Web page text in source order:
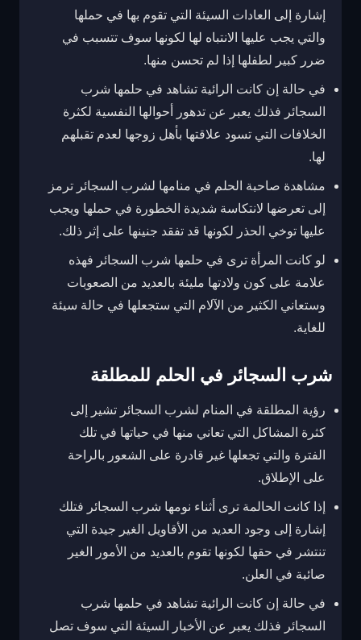
إشارة إلى العادات السيئة التي تقوم بها في حملها
والتي يجب عليها الانتباه لها لكونها سوف تتسبب في
ضرر كبير لطفلها إذا لم تحسن منها.
في حالة إن كانت الرائية تشاهد في حلمها شرب
السجائر فذلك يعبر عن تدهور أحوالها النفسية لكثرة
الخلافات التي تسود علاقتها بأهل زوجها لعدم تقبلهم
لها.
مشاهدة صاحبة الحلم في منامها لشرب السجائر ترمز
إلى تعرضها لانتكاسة شديدة الخطورة في حملها ويجب
عليها توخي الحذر لكونها قد تفقد جنينها على إثر ذلك.
لو كانت المرأة ترى في حلمها شرب السجائر فهذه
علامة على كون ولادتها مليئة بالعديد من الصعوبات
وستعاني الكثير من الآلام التي ستجعلها في حالة سيئة
للغاية.
شرب السجائر في الحلم للمطلقة
رؤية المطلقة في المنام لشرب السجائر تشير إلى
كثرة المشاكل التي تعاني منها في حياتها في تلك
الفترة والتي تجعلها غير قادرة على الشعور بالراحة
على الإطلاق.
إذا كانت الحالمة ترى أثناء نومها شرب السجائر فتلك
إشارة إلى وجود العديد من الأقاويل الغير جيدة التي
تنتشر في حقها لكونها تقوم بالعديد من الأمور الغير
صائبة في العلن.
في حالة إن كانت الرائية تشاهد في حلمها شرب
السجائر فذلك يعبر عن الأخبار السيئة التي سوف تصل